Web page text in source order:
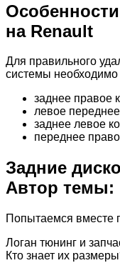
на Renault
Для правильного
системы необходимо
заднее правое
левое
заднее левое
переднее
Задние
Автор темы:
Попытаемся вместе
Логан тюнинг и
Кто знает их